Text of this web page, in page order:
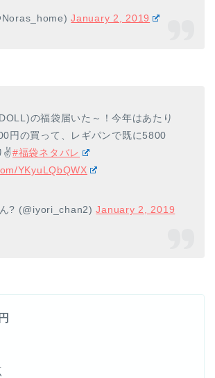
January 2, 2019
の福袋届いた～！今年はあたり
円の買って、レギパンで既に5800
✌️#福袋ネタバレ
YKyuLQbQWX
? (@iyori_chan2)January 2, 2019